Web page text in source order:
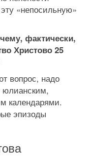
«непосильную»
фактически,
Христово 25
вопрос, надо
юлианским,
календарями.
эпизоды